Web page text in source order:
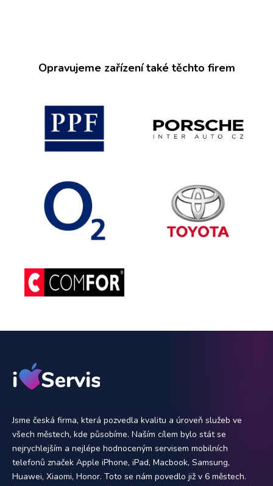
Opravujeme zařízení také těchto firem
Jsme česká firma, která pozvedla kvalitu a úroveň služeb ve
všech městech, kde působíme. Naším cílem bylo stát se
nejrychlejším a nejlépe hodnoceným servisem mobilních
telefonů značek Apple iPhone, iPad, Macbook, Samsung,
Huawei, Xiaomi, Honor. Toto se nám povedlo již v 6 městech.